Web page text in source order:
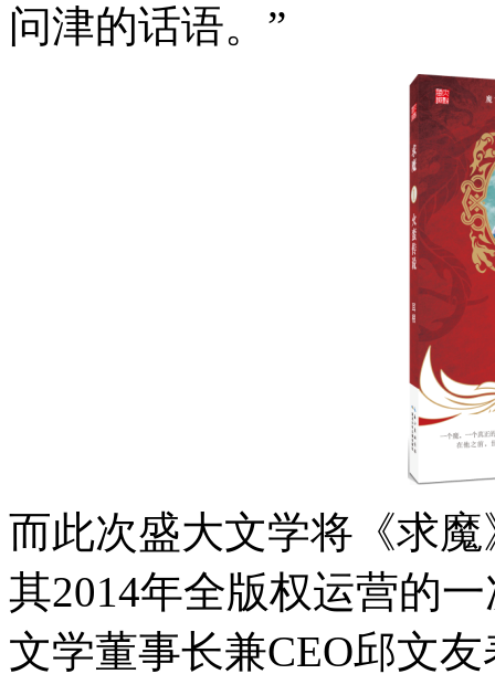
问津的话语。”
而此次盛大文学将《求
其2014年全版权运营的
文学董事长兼CEO邱文